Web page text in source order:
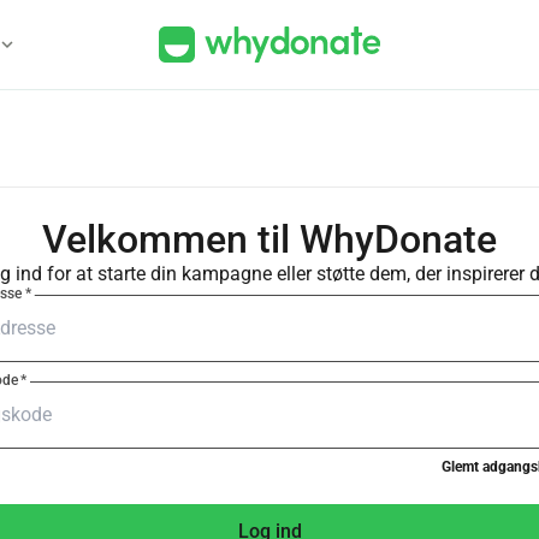
expand_more
Velkommen til WhyDonate
ind for at starte din kampagne eller støtte dem, der inspirerer
*
*
Glemt
Log ind